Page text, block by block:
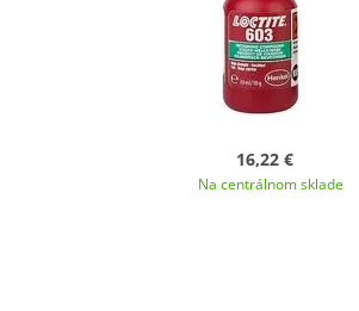
16,22 €
Na centrálnom sklade